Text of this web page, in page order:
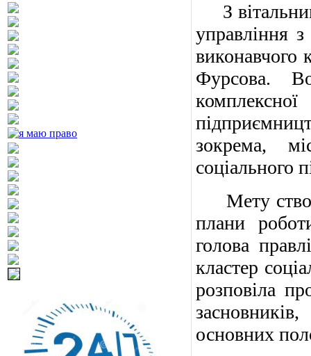
З
управління
виконавчого
Фурсова.
зокрема,
соціального
Мету
плани
голова
кластер
розповіла
основних